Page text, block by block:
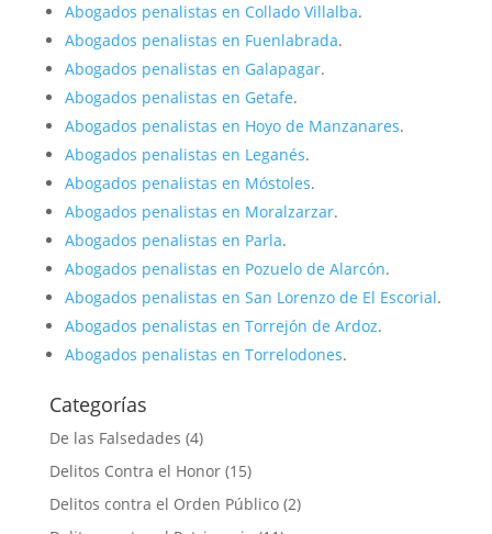
Abogados penalistas en Collado Villalba.
Abogados penalistas en Fuenlabrada.
Abogados penalistas en Galapagar.
Abogados penalistas en Getafe.
Abogados penalistas en Hoyo de Manzanares.
Abogados penalistas en Leganés.
Abogados penalistas en Móstoles.
Abogados penalistas en Moralzarzar.
Abogados penalistas en Parla.
Abogados penalistas en Pozuelo de Alarcón.
Abogados penalistas en San Lorenzo de El Escorial.
Abogados penalistas en Torrejón de Ardoz.
Abogados penalistas en Torrelodones.
Categorías
De las Falsedades (4)
Delitos Contra el Honor(15)
Delitos contra el Orden Público(2)